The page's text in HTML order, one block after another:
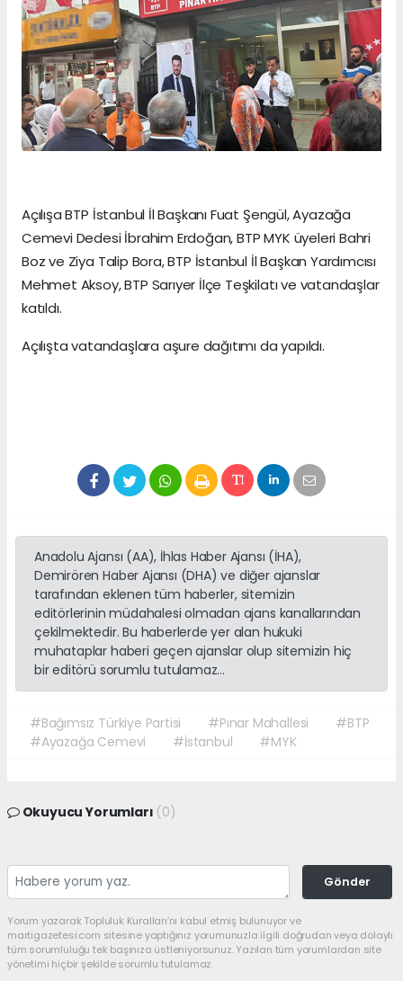
Açılışa BTP İstanbul İl Başkanı Fuat Şengül, Ayazağa
Cemevi Dedesi İbrahim Erdoğan, BTP MYK üyeleri Bahri
Boz ve Ziya Talip Bora, BTP İstanbul İl Başkan Yardımcısı
Mehmet Aksoy, BTP Sarıyer İlçe Teşkilatı ve vatandaşlar
katıldı.
Açılışta vatandaşlara aşure dağıtımı da yapıldı.
Anadolu Ajansı (AA), İhlas Haber Ajansı (İHA),
Demirören Haber Ajansı (DHA) ve diğer ajanslar
tarafından eklenen tüm haberler, sitemizin
editörlerinin müdahalesi olmadan ajans kanallarından
çekilmektedir. Bu haberlerde yer alan hukuki
muhataplar haberi geçen ajanslar olup sitemizin hiç
bir editörü sorumlu tutulamaz...
#Bağımsız Türkiye Partisi #Pınar Mahallesi
#BTP
#Ayazağa Cemevi
#İstanbul #MYK
Okuyucu Yorumları (0)
Gönder
Yorum yazarak Topluluk Kuralları’nı kabul etmiş bulunuyor ve
martigazetesi.com sitesine yaptığınız yorumunuzla ilgili doğrudan veya dolaylı
tüm sorumluluğu tek başınıza üstleniyorsunuz. Yazılan tüm yorumlardan site
yönetimi hiçbir şekilde sorumlu tutulamaz.